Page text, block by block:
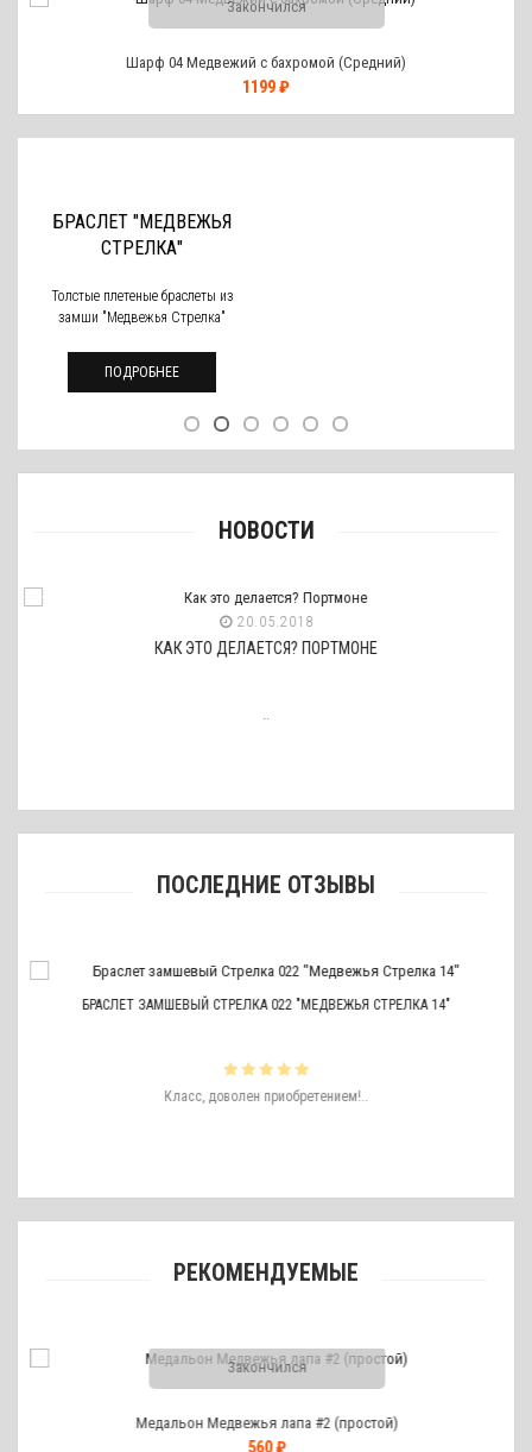
Закончился
Шарф 04 Медвежий с бахромой (Средний)
1199 ₽
БРАСЛЕТ "МЕДВЕЖЬЯ
СТРЕЛКА"
Толстые плетеные браслеты из
замши "Медвежья Стрелка"
ПОДРОБНЕЕ
НОВОСТИ
20.05.2018
КАК ЭТО ДЕЛАЕТСЯ? ПОРТМОНЕ
..
ПОСЛЕДНИЕ ОТЗЫВЫ
БРАСЛЕТ ЗАМШЕВЫЙ СТРЕЛКА 022 "МЕДВЕЖЬЯ СТРЕЛКА 14"
Класс, доволен приобретением!..
РЕКОМЕНДУЕМЫЕ
Закончился
Медальон Медвежья лапа #2 (простой)
560 ₽